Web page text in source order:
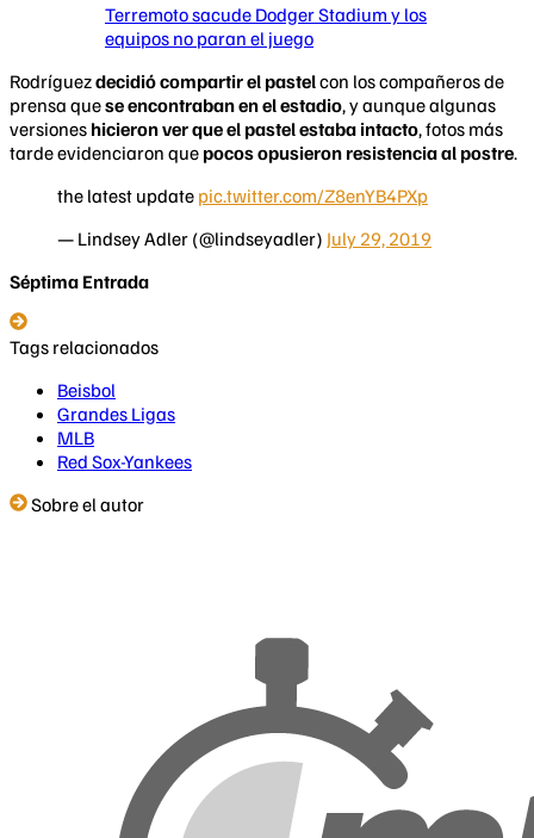
Terremoto sacude Dodger Stadium y los
equipos no paran el juego
Rodríguezdecidió compartir el pastelcon los compañeros de
prensa quese encontraban en el estadio, y aunque algunas
versiones hicieron ver que el pastel estaba intacto, fotos más
tarde evidenciaron que pocos opusieron resistencia al postre.
the latest update pic.twitter.com/Z8enYB4PXp
— Lindsey Adler (@lindseyadler) July 29, 2019
Séptima Entrada
Tags relacionados
Beisbol
Grandes Ligas
MLB
Red Sox-Yankees
Sobre el autor